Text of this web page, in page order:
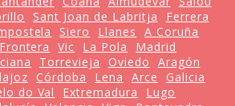
Sant Joan de Labritja
Ferrera
Siero Llanes
A Coruña
Vic La Pola
Madrid
Torrevieja Oviedo
Aragón
Córdoba Lena Arce
Galicia
do Val Extremadura
Lugo